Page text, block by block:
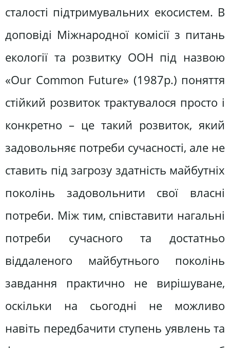
сталості підтримувальних екосистем. В
доповіді Міжнародної комісії з питань
екології та розвитку ООН під назвою
«Our Common Future» (1987р.) поняття
стійкий розвиток трактувалося просто і
конкретно – це такий розвиток, який
задовольняє потреби сучасності, але не
ставить під загрозу здатність майбутніх
поколінь задовольнити свої власні
потреби. Між тим, співставити нагальні
потреби сучасного та достатньо
віддаленого майбутнього поколінь
завдання практично не вирішуване,
оскільки на сьогодні не можливо
навіть передбачити ступень уявлень та